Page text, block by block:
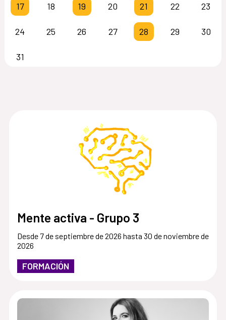
Mente activa - Grupo 3
Desde 7 de septiembre de 2026 hasta 30 de noviembre de
2026
FORMACIÓN
17 18 19 20 21 22 23
24 25 26 27 28 29 30
31